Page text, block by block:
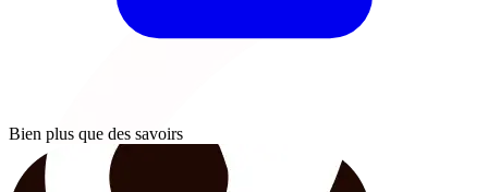
Bien plus que des savoirs